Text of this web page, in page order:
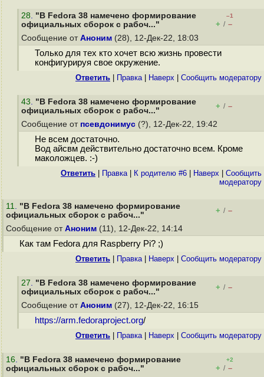
28. "В Fedora 38 намечено формирование
официальных сборок с рабоч..."
–1
+ / –
Сообщение от Аноним (28), 12-Дек-22, 18:03
Только для тех кто хочет всю жизнь провести
конфигурируя свое окружение.
Ответить Правка| Наверх Cообщить модератору
43. "В Fedora 38 намечено формирование
официальных сборок с рабоч..."
+ / –
Сообщение от псевдонимус (?), 12-Дек-22, 19:42
Не всем достаточно.
Вод айсвм действительно достаточно всем. Кроме
маколожцев. :-)
Ответить Правка| К родителю #6 Наверх
Cообщить
модератору
11. "В Fedora 38 намечено формирование
официальных сборок с рабоч..."
+ / –
Сообщение от Аноним (11), 12-Дек-22, 14:14
Как там Fedora для Raspberry Pi? ;)
Ответить Правка| Наверх Cообщить модератору
27. "В Fedora 38 намечено формирование
официальных сборок с рабоч..."
+ / –
Сообщение от Аноним (27), 12-Дек-22, 16:15
https://arm.fedoraproject.org/
Ответить Правка| Наверх Cообщить модератору
16. "В Fedora 38 намечено формирование
официальных сборок с рабоч..."
+2
+ / –